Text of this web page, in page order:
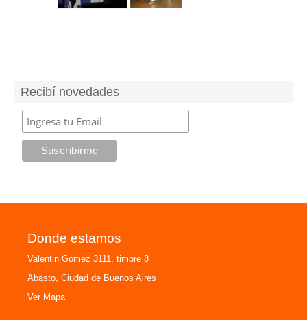
Recibí novedades
Donde estamos
Valentin Gomez 3111, timbre 8
Abasto, Ciudad de Buenos Aires
Ver Mapa